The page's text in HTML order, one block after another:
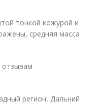
тонкой кожурой и
средняя масса
отзывам
регион, Дальний